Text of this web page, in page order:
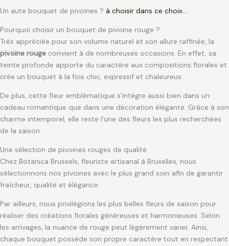
Un aute bouquet de pivoines ? à choisir dans ce choix…
Pourquoi choisir un bouquet de pivoine rouge ?
Très appréciée pour son volume naturel et son allure raffinée, la
pivoine rouge convient à de nombreuses occasions. En effet, sa
teinte profonde apporte du caractère aux compositions florales et
crée un bouquet à la fois chic, expressif et chaleureux.
De plus, cette fleur emblématique s’intègre aussi bien dans un
cadeau romantique que dans une décoration élégante. Grâce à son
charme intemporel, elle reste l’une des fleurs les plus recherchées
de la saison.
Une sélection de pivoines rouges de qualité
Chez Botanica Brussels, fleuriste artisanal à Bruxelles, nous
sélectionnons nos pivoines avec le plus grand soin afin de garantir
fraîcheur, qualité et élégance.
Par ailleurs, nous privilégions les plus belles fleurs de saison pour
réaliser des créations florales généreuses et harmonieuses. Selon
les arrivages, la nuance de rouge peut légèrement varier. Ainsi,
chaque bouquet possède son propre caractère tout en respectant